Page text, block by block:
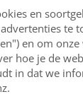
en
te
en om
hoe je de
in dat we